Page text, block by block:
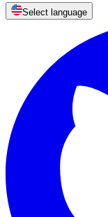
Select language